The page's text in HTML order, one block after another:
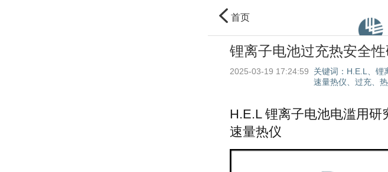
首页
锂离子电池过充热安全
2025-03-19 17:24:59
关键词：H.E.L、锂
速量热仪、过充、
H.E.L 锂离子电池电滥用研
速量热仪